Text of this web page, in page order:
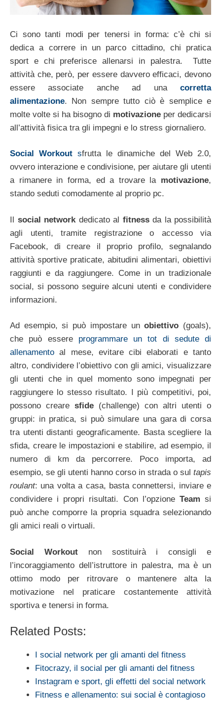
Ci sono tanti modi per tenersi in forma: c’è chi si
dedica a correre in un parco cittadino, chi pratica
sport e chi preferisce allenarsi in palestra. Tutte
attività che, però, per essere davvero efficaci, devono
essere associate anche ad una
corretta
alimentazione. Non sempre tutto ciò è semplice e
molte volte si ha bisogno di motivazione per dedicarsi
all’attività fisica tra gli impegni e lo stress giornaliero.
Social Workout sfrutta le dinamiche del Web 2.0,
ovvero interazione e condivisione, per aiutare gli utenti
a rimanere in forma, ed a trovare la motivazione,
stando seduti comodamente al proprio pc.
Il social network dedicato al fitness da la possibilità
agli utenti, tramite registrazione o accesso via
Facebook, di creare il proprio profilo, segnalando
attività sportive praticate, abitudini alimentari, obiettivi
raggiunti e da raggiungere. Come in un tradizionale
social, si possono seguire alcuni utenti e condividere
informazioni.
Ad esempio, si può impostare unobiettivo (goals),
che può essere programmare un tot di sedute di
allenamentoal mese, evitare cibi elaborati e tanto
altro, condividere l’obiettivo con gli amici, visualizzare
gli utenti che in quel momento sono impegnati per
raggiungere lo stesso risultato. I più competitivi, poi,
possono creare sfide (challenge) con altri utenti o
gruppi: in pratica, si può simulare una gara di corsa
tra utenti distanti geograficamente. Basta scegliere la
sfida, creare le impostazioni e stabilire, ad esempio, il
numero di km da percorrere. Poco importa, ad
esempio, se gli utenti hanno corso in strada o sul tapis
roulant: una volta a casa, basta connettersi, inviare e
condividere i propri risultati. Con l’opzione Team si
può anche comporre la propria squadra selezionando
gli amici reali o virtuali.
Social Workoutnon sostituirà i consigli e
l’incoraggiamento dell’istruttore in palestra, ma è un
ottimo modo per ritrovare o mantenere alta la
motivazione nel praticare costantemente attività
sportiva e tenersi in forma.
Related Posts:
I social network per gli amanti del fitness
Fitocrazy, il social per gli amanti del fitness
Instagram e sport, gli effetti del social network
Fitness e allenamento: sui social è contagioso